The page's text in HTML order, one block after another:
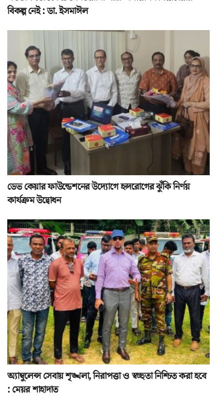
বিকল্প নেই : ডা. ইসমাঈল
ডেভ কেয়ার ফাউন্ডেশনের উদ্যোগে হৃদরোগের ঝুঁকি নির্ণয়
কার্যক্রম উদ্বোধন
অ্যাম্বুলেন্স সেবায় শৃঙ্খলা, নিরাপত্তা ও স্বচ্ছতা নিশ্চিত করা হবে
: মেয়র শাহাদাত